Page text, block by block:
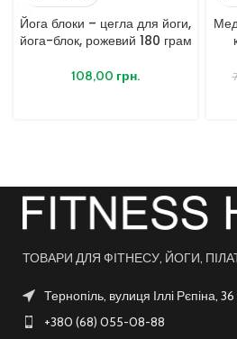
Йога блоки – цегла для йоги,
йога-блок, рожевий 180 грам
108,00 грн.
ТОВАРИ ДЛЯ ФІТНЕСУ, ЙОГИ,
Тернопіль, вулиця Іллі Рєпіна, 36
+380 (68) 055-08-88